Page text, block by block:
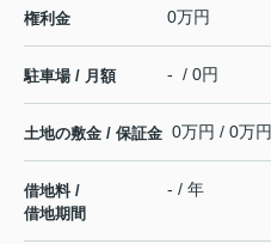
権利金 0万円
駐車場 / 月額 - / 0円
土地の敷金 / 保証金 0万円 / 0万円
借地料 /
借地期間
- / 年